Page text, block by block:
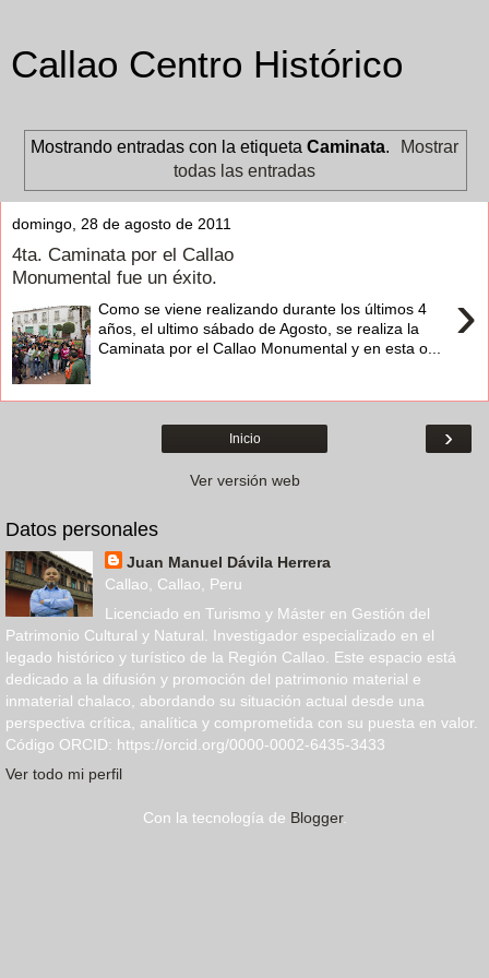
Callao Centro Histórico
Mostrando entradas con la etiqueta Caminata.
Mostrar
todas las entradas
domingo, 28 de agosto de 2011
4ta. Caminata por el Callao
Monumental fue un éxito.
›
Como se viene realizando durante los últimos 4
años, el ultimo sábado de Agosto, se realiza la
Caminata por el Callao Monumental y en esta o...
›
Inicio
Ver versión web
Datos personales
Juan Manuel Dávila Herrera
Callao, Callao, Peru
Licenciado en Turismo y Máster en Gestión del
Patrimonio Cultural y Natural. Investigador especializado en el
legado histórico y turístico de la Región Callao. Este espacio está
dedicado a la difusión y promoción del patrimonio material e
inmaterial chalaco, abordando su situación actual desde una
perspectiva crítica, analítica y comprometida con su puesta en valor.
Código ORCID: https://orcid.org/0000-0002-6435-3433
Ver todo mi perfil
Con la tecnología de Blogger.